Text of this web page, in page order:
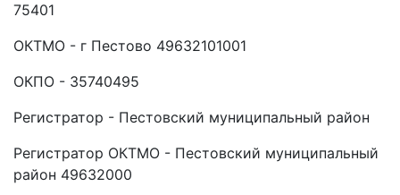
75401
ОКТМО - г Пестово 49632101001
ОКПО - 35740495
Регистратор - Пестовский муниципальный район
Регистратор ОКТМО - Пестовский муниципальный
район 49632000